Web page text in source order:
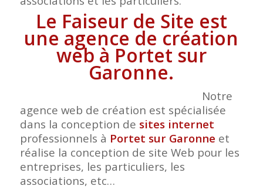
Le Faiseur de Site est
une agence de création
web à Portet sur
Garonne.
Notre
agence web de création est spécialisée
dans la conception de sites internet
professionnels à Portet sur Garonne et
réalise la conception de site Web pour les
entreprises, les particuliers, les
associations, etc…